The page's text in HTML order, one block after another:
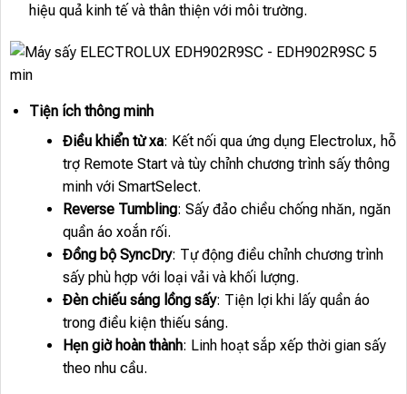
hiệu quả kinh tế và thân thiện với môi trường.
Tiện ích thông minh
Điều khiển từ xa: Kết nối qua ứng dụng Electrolux, hỗ
trợ Remote Start và tùy chỉnh chương trình sấy thông
minh với SmartSelect.
Reverse Tumbling: Sấy đảo chiều chống nhăn, ngăn
quần áo xoắn rối.
Đồng bộ SyncDry: Tự động điều chỉnh chương trình
sấy phù hợp với loại vải và khối lượng.
Đèn chiếu sáng lồng sấy: Tiện lợi khi lấy quần áo
trong điều kiện thiếu sáng.
Hẹn giờ hoàn thành: Linh hoạt sắp xếp thời gian sấy
theo nhu cầu.